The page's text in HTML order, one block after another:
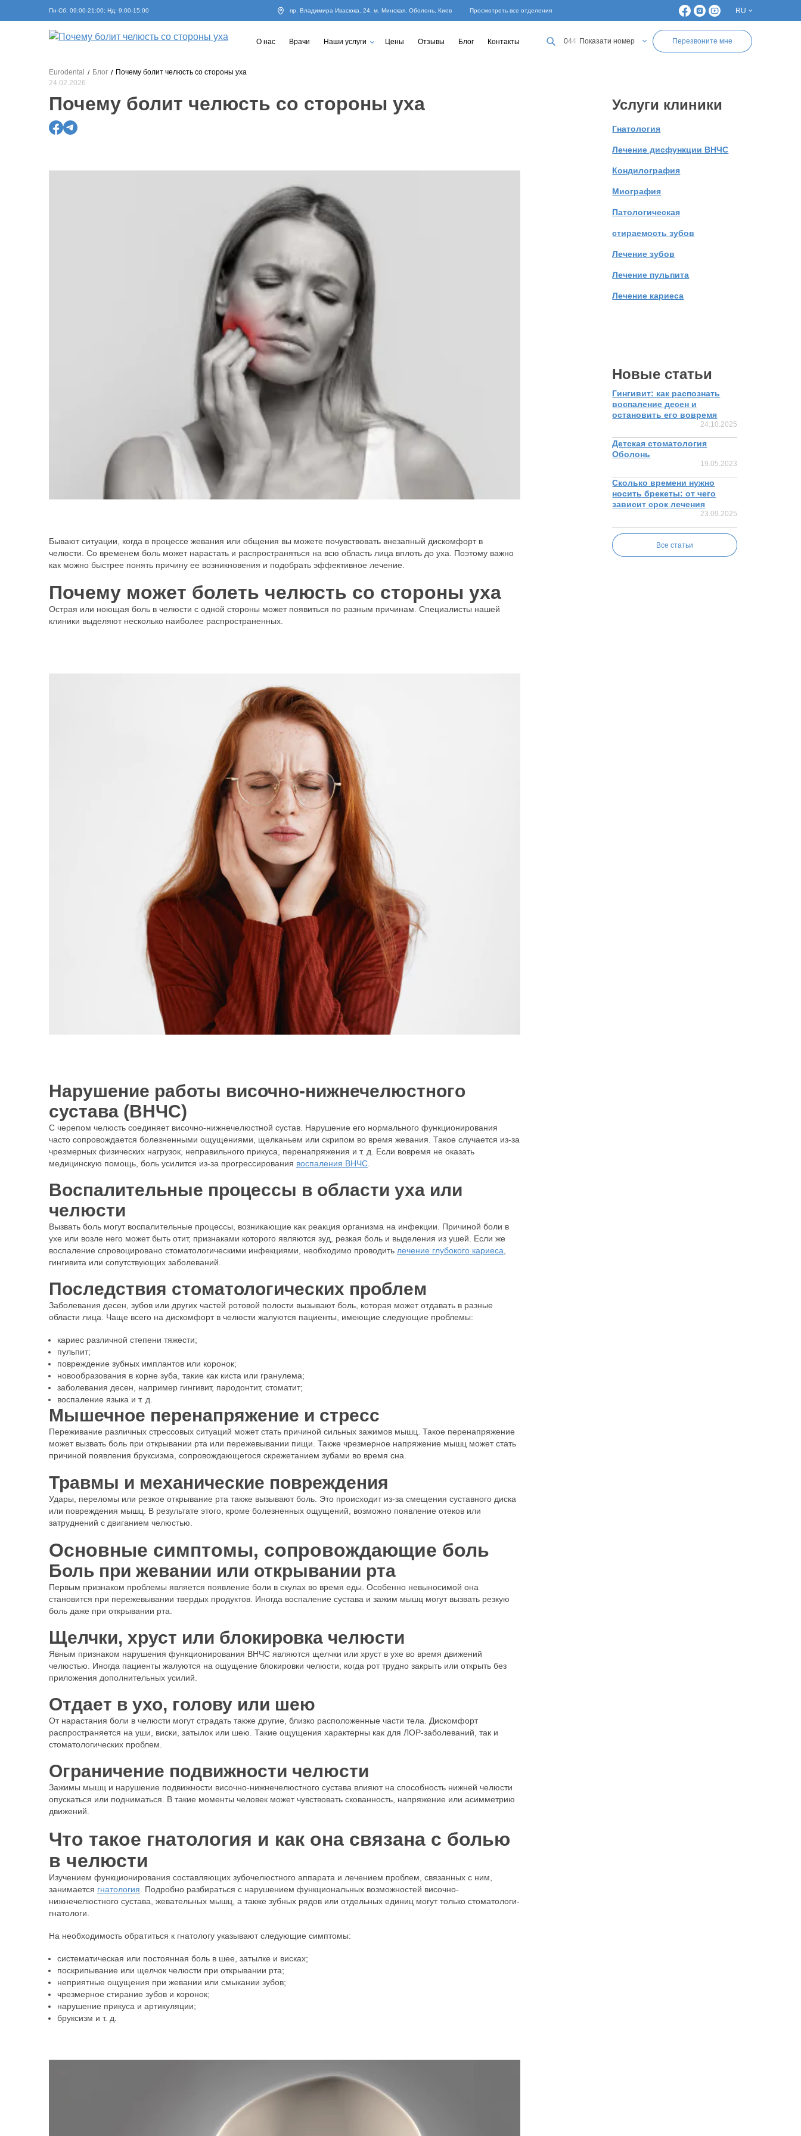
Пн-Сб: 09:00-21:00; Нд: 9:00-15:00 пр. Владимира Ивасюка, 24, м. Минская, Оболонь, Киев Просмотреть все отделения RU
UA
О нас
Врачи Наши услуги Цены Отзывы Блог Контакты 044 Показати номер
Показати номер
Перезвоните мне
Eurodental Блог
Почему болит челюсть со стороны уха
24.02.2026
Почему болит челюсть со стороны уха
Бывают ситуации, когда в процессе жевания или общения вы можете почувствовать внезапный дискомфорт в
челюсти. Со временем боль может нарастать и распространяться на всю область лица вплоть до уха. Поэтому важно
как можно быстрее понять причину ее возникновения и подобрать эффективное лечение.
Почему может болеть челюсть со стороны уха
Острая или ноющая боль в челюсти с одной стороны может появиться по разным причинам. Специалисты нашей
клиники выделяют несколько наиболее распространенных.
Нарушение работы височно-нижнечелюстного
сустава (ВНЧС)
С черепом челюсть соединяет височно-нижнечелюстной сустав. Нарушение его нормального функционирования
часто сопровождается болезненными ощущениями, щелканьем или скрипом во время жевания. Такое случается из-за
чрезмерных физических нагрузок, неправильного прикуса, перенапряжения и т. д. Если вовремя не оказать
медицинскую помощь, боль усилится из-за прогрессирования воспаления ВНЧС
Воспалительные процессы в области уха или
челюсти
Вызвать боль могут воспалительные процессы, возникающие как реакция организма на инфекции. Причиной боли в
ухе или возле него может быть отит, признаками которого являются зуд, резкая боль и выделения из ушей. Если же
воспаление спровоцировано стоматологическими инфекциями, необходимо проводить лечение глубокого кариеса
гингивита или сопутствующих заболеваний.
Последствия стоматологических проблем
Заболевания десен, зубов или других частей ротовой полости вызывают боль, которая может отдавать в разные
области лица. Чаще всего на дискомфорт в челюсти жалуются пациенты, имеющие следующие проблемы:
кариес различной степени тяжести;
пульпит;
повреждение зубных имплантов или коронок;
новообразования в корне зуба, такие как киста или гранулема;
заболевания десен, например гингивит, пародонтит, стоматит;
воспаление языка и т. д.
Мышечное перенапряжение и стресс
Переживание различных стрессовых ситуаций может стать причиной сильных зажимов мышц. Такое перенапряжение
может вызвать боль при открывании рта или пережевывании пищи. Также чрезмерное напряжение мышц может стать
причиной появления бруксизма, сопровождающегося скрежетанием зубами во время сна.
Травмы и механические повреждения
Удары, переломы или резкое открывание рта также вызывают боль. Это происходит из-за смещения суставного диска
или повреждения мышц. В результате этого, кроме болезненных ощущений, возможно появление отеков или
затруднений с двиганием челюстью.
Основные симптомы, сопровождающие боль
Боль при жевании или открывании рта
Первым признаком проблемы является появление боли в скулах во время еды. Особенно невыносимой она
становится при пережевывании твердых продуктов. Иногда воспаление сустава и зажим мышц могут вызвать резкую
боль даже при открывании рта.
Щелчки, хруст или блокировка челюсти
Явным признаком нарушения функционирования ВНЧС являются щелчки или хруст в ухе во время движений
челюстью. Иногда пациенты жалуются на ощущение блокировки челюсти, когда рот трудно закрыть или открыть без
приложения дополнительных усилий.
Отдает в ухо, голову или шею
От нарастания боли в челюсти могут страдать также другие, близко расположенные части тела. Дискомфорт
распространяется на уши, виски, затылок или шею. Такие ощущения характерны как для ЛОР-заболеваний, так и
стоматологических проблем.
Ограничение подвижности челюсти
Зажимы мышц и нарушение подвижности височно-нижнечелюстного сустава влияют на способность нижней челюсти
опускаться или подниматься. В такие моменты человек может чувствовать скованность, напряжение или асимметрию
движений.
Что такое гнатология и как она связана с болью
в челюсти
Изучением функционирования составляющих зубочелюстного аппарата и лечением проблем, связанных с ним,
занимается гнатология . Подробно разбираться с нарушением функциональных возможностей височно-
нижнечелюстного сустава, жевательных мышц, а также зубных рядов или отдельных единиц могут только стоматологи-
гнатологи.
На необходимость обратиться к гнатологу указывают следующие симптомы:
систематическая или постоянная боль в шее, затылке и висках;
поскрипывание или щелчок челюсти при открывании рта;
неприятные ощущения при жевании или смыкании зубов;
чрезмерное стирание зубов и коронок;
нарушение прикуса и артикуляции;
бруксизм и т. д.
Услуги клиники
Гнатология
Лечение дисфункции ВНЧС
Кондилография
Миография
Патологическая
стираемость зубов
Лечение зубов
Лечение пульпита
Лечение кариеса
Новые статьи
Гингивит: как распознать
воспаление десен и
остановить его вовремя
24.10.2025
Детская стоматология
Оболонь
19.05.2023
Сколько времени нужно
носить брекеты: от чего
зависит срок лечения
23.09.2025
Все статьи